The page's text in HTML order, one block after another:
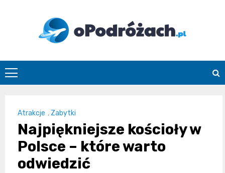
O
Podróżach
Atrakcje , Zabytki
Najpiękniejsze kościoły w
Polsce – które warto
odwiedzić